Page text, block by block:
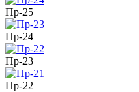
Пр-25
Пр-24
Пр-23
Пр-22